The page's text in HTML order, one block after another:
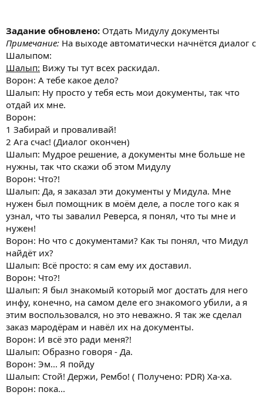
Задание обновлено: Отдать Мидулу документы
Примечание: На выходе автоматически начнётся диалог с
Шалыпом:
Шалып: Вижу ты тут всех раскидал.
Ворон: А тебе какое дело?
Шалып: Ну просто у тебя есть мои документы, так что
отдай их мне.
Ворон:
1 Забирай и проваливай!
2 Ага счас! (Диалог окончен)
Шалып: Мудрое решение, а документы мне больше не
нужны, так что скажи об этом Мидулу
Ворон: Что?!
Шалып: Да, я заказал эти документы у Мидула. Мне
нужен был помощник в моём деле, а после того как я
узнал, что ты завалил Реверса, я понял, что ты мне и
нужен!
Ворон: Но что с документами? Как ты понял, что Мидул
найдёт их?
Шалып: Всё просто: я сам ему их доставил.
Ворон: Что?!
Шалып: Я был знакомый который мог достать для него
инфу, конечно, на самом деле его знакомого убили, а я
этим воспользовался, но это неважно. Я так же сделал
заказ мародёрам и навёл их на документы.
Ворон: И всё это ради меня?!
Шалып: Образно говоря - Да.
Ворон: Эм... Я пойду
Шалып: Стой! Держи, Рембо! ( Получено: PDR) Ха-ха.
Ворон: пока...